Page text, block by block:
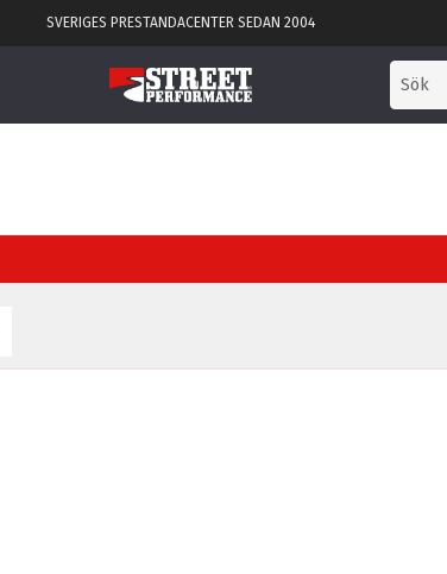
SVERIGES PRESTANDACENTER SEDAN 2004